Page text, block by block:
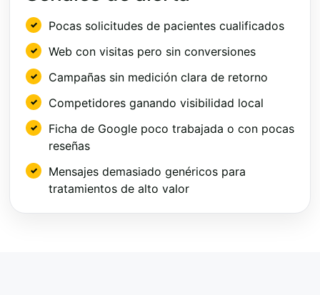
Pocas solicitudes de pacientes cualificados
Web con visitas pero sin conversiones
Campañas sin medición clara de retorno
Competidores ganando visibilidad local
Ficha de Google poco trabajada o con pocas
reseñas
Mensajes demasiado genéricos para
tratamientos de alto valor